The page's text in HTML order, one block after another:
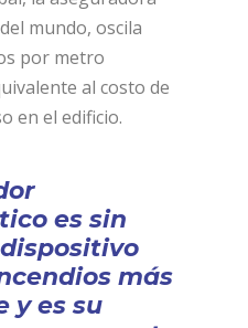
mundo, oscila
por metro
al costo de
en el edificio.
es sin
más
y es su